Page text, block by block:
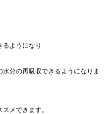
ようになり
分の再吸収できるようになりま
メできます。